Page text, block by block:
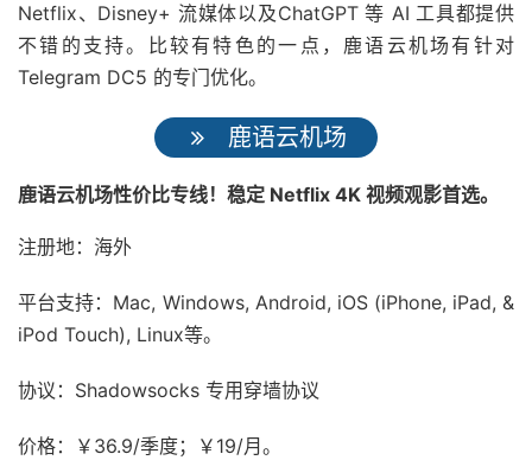
Netflix、Disney+ 流媒体以及ChatGPT 等 AI 工具都提供
不错的支持。比较有特色的一点，鹿语云机场有针对
Telegram DC5 的专门优化。
鹿语云机场
鹿语云机场性价比专线！稳定 Netflix 4K 视频观影首选。
注册地：海外
平台支持：Mac, Windows, Android, iOS (iPhone, iPad, &
iPod Touch), Linux等。
协议：Shadowsocks 专用穿墙协议
价格：￥36.9/季度；￥19/月。